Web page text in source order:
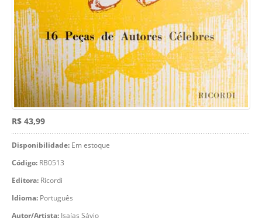
R$ 43,99
Disponibilidade: Em estoque
Código: RB0513
Editora: Ricordi
Idioma: Português
Autor/Artista: Isaías Sávio